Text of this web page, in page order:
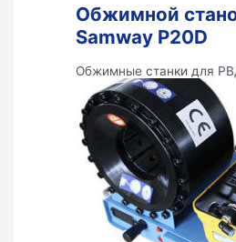
Обжимной
Samway P20D
Обжимные станки для